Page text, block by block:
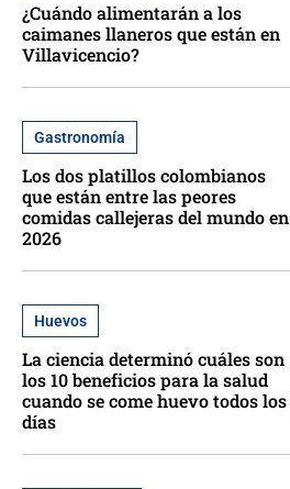
¿Cuándo alimentarán a los
caimanes llaneros que están en
Villavicencio?
Gastronomía
Los dos platillos colombianos
que están entre las peores
comidas callejeras del mundo en
2026
Huevos
La ciencia determinó cuáles son
los 10 beneficios para la salud
cuando se come huevo todos los
días